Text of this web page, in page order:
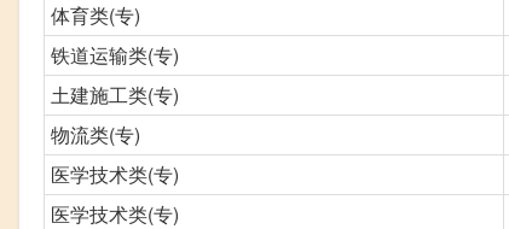
体育类(专)
铁道运输类(专)
土建施工类(专)
物流类(专)
医学技术类(专)
医学技术类(专)